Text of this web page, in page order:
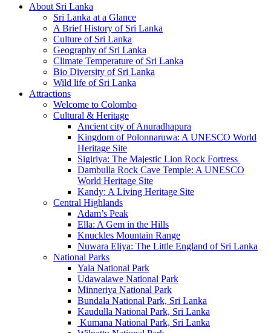
About Sri Lanka
Sri Lanka at a Glance
A Brief History of Sri Lanka
Culture of Sri Lanka
Geography of Sri Lanka
Climate Temperature of Sri Lanka
Bio Diversity of Sri Lanka
Wild life of Sri Lanka
Attractions
Welcome to Colombo
Cultural & Heritage
Ancient city of Anuradhapura
Kingdom of Polonnaruwa: A UNESCO World
Heritage Site
Sigiriya: The Majestic Lion Rock Fortress
Dambulla Rock Cave Temple: A UNESCO
World Heritage Site
Kandy: A Living Heritage Site
Central Highlands
Adam’s Peak
Ella: A Gem in the Hills
Knuckles Mountain Range
Nuwara Eliya: The Little England of Sri Lanka
National Parks
Yala National Park
Udawalawe National Park
Minneriya National Park
Bundala National Park, Sri Lanka
Kaudulla National Park, Sri Lanka
Kumana National Park, Sri Lanka